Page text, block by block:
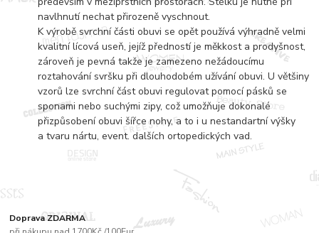
Doprava ZDARMA
navlhnutí nechat přirozeně vyschnout.
K výrobě svrchní části obuvi se opět používá výhradně velmi
kvalitní lícová useň, jejíž předností je měkkost a prodyšnost,
zároveň je pevná takže je zamezeno nežádoucímu
roztahování svršku při dlouhodobém užívání obuvi. U většiny
vzorů lze svrchní část obuvi regulovat pomocí pásků se
sponami nebo suchými zipy, což umožňuje dokonalé
přizpůsobení obuvi šířce nohy, a to i u nestandartní výšky
a tvaru nártu, event. dalších ortopedických vad.